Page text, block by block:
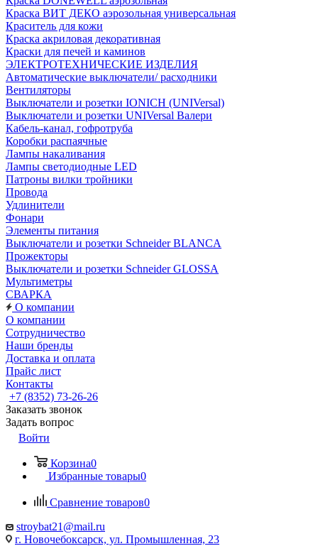
Краска ВИТ ДЕКО аэрозольная универсальная
Краситель для кожи
Краска акриловая декоративная
Краски для печей и каминов
ЭЛЕКТРОТЕХНИЧЕСКИЕ ИЗДЕЛИЯ
Автоматические выключатели/ расходники
Вентиляторы
Выключатели и розетки IONICH (UNIVersal)
Выключатели и розетки UNIVersal Валери
Кабель-канал, гофротруба
Коробки распаячные
Лампы накаливания
Лампы светодиодные LED
Патроны вилки тройники
Провода
Удлинители
Фонари
Элементы питания
Выключатели и розетки Schneider BLANCA
Прожекторы
Выключатели и розетки Schneider GLOSSA
Мультиметры
СВАРКА
О компании
О компании
Сотрудничество
Наши бренды
Доставка и оплата
Прайс лист
Контакты
+7 (8352) 73-26-26
Заказать звонок
Задать вопрос
Войти
Корзина0
Избранные товары0
Сравнение товаров0
stroybat21@mail.ru
г. Новочебоксарск, ул. Промышленная, 23